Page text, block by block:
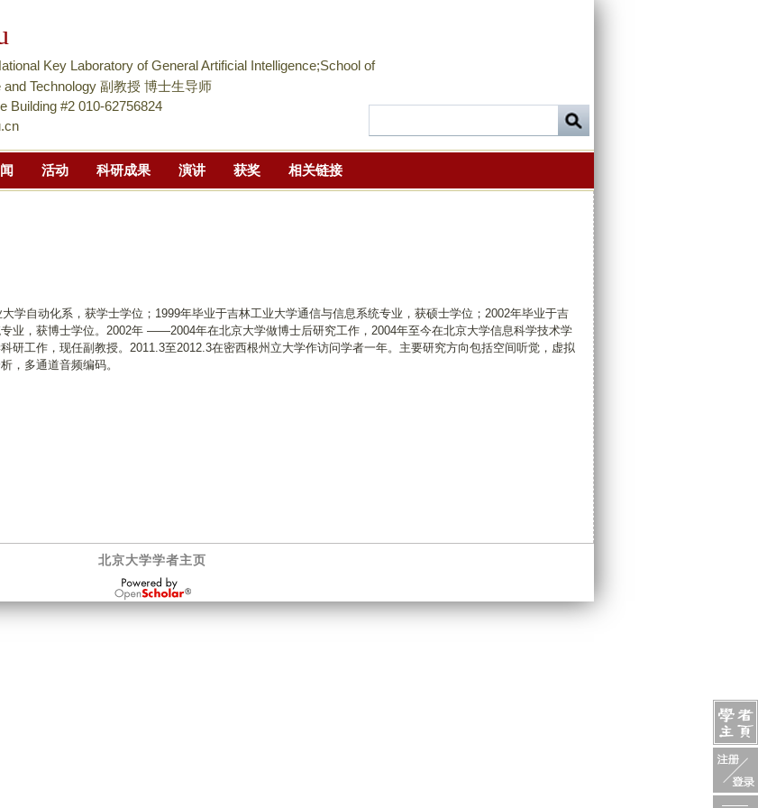
到
页
面
主
Key Laboratory of General Artificial Intelligence;School of
and Technology 副教授 博士生导师
Building #2 010-62756824
活动 科研成果 演讲 获奖 相关链接
学自动化系，获学士学位；1999年毕业于吉林工业大学通信与信息系统专业，获硕士学位；2002年毕业于吉
业，获博士学位。2002年 ——2004年在北京大学做博士后研究工作，2004年至今在北京大学信息科学技术学
研工作，现任副教授。2011.3至2012.3在密西根州立大学作访问学者一年。 主要研究方向包括空间听觉，虚拟
，多通道音频编码。
北京大学学者主页
OpenScholar